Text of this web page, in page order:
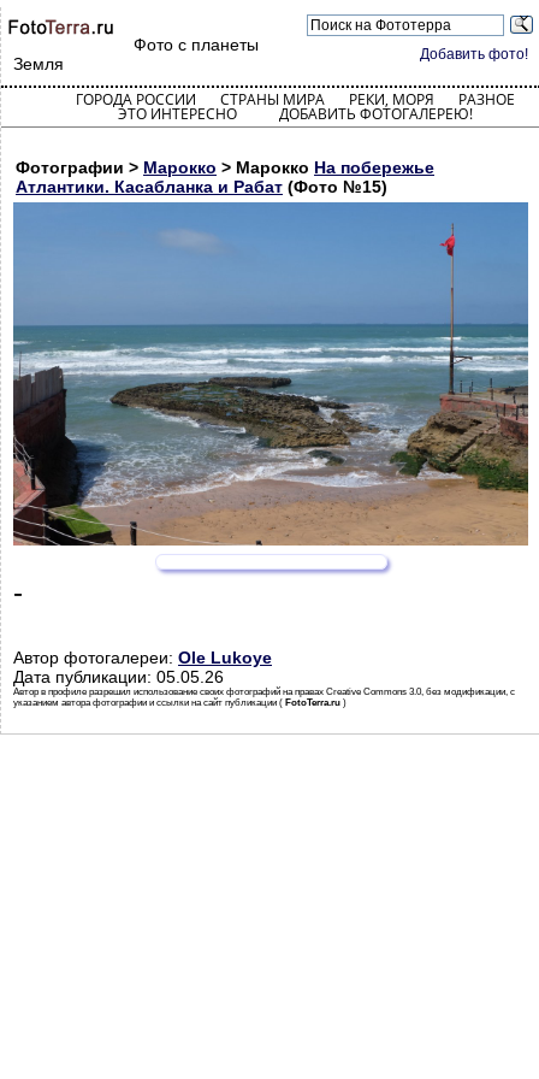
Добавить фото!
Фото с планеты
Земля
ГОРОДА РОССИИ СТРАНЫ МИРА РЕКИ, МОРЯ РАЗНОЕ
ЭТО ИНТЕРЕСНО ДОБАВИТЬ ФОТОГАЛЕРЕЮ!
Фотографии > Марокко > Марокко На побережье
Атлантики. Касабланка и Рабат (Фото №15)
-
Автор фотогалереи: Ole Lukoye
Дата публикации: 05.05.26
Автор в профиле разрешил использование своих фотографий на правах Creative Commons 3.0, без модификации, с
указанием автора фотографии и ссылки на сайт публикации ( FotoTerra.ru )